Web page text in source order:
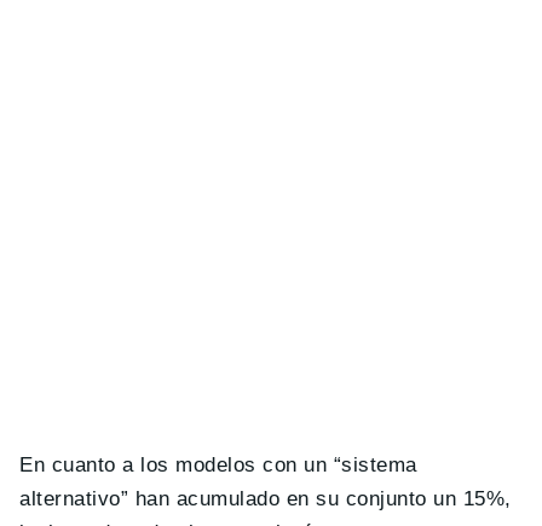
En cuanto a los modelos con un “sistema
alternativo” han acumulado en su conjunto un 15%,